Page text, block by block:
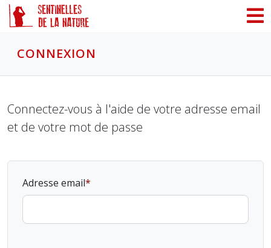
CONNEXION
Connectez-vous à l'aide de votre adresse email
et de votre mot de passe
Adresse email
Panneau de gestion des cookies